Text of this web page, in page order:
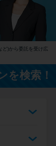
向け
)から委託を受け広
を検索！